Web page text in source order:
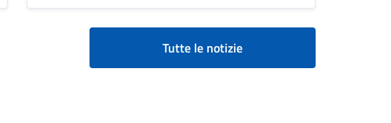
Tutte le notizie